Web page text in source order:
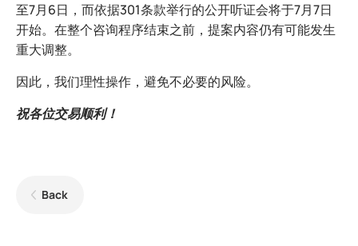
至7月6日，而依据301条款举行的公开听证会将于7月7日
开始。在整个咨询程序结束之前，提案内容仍有可能发生
重大调整。
因此，我们理性操作，避免不必要的风险。
祝各位交易顺利！
Back